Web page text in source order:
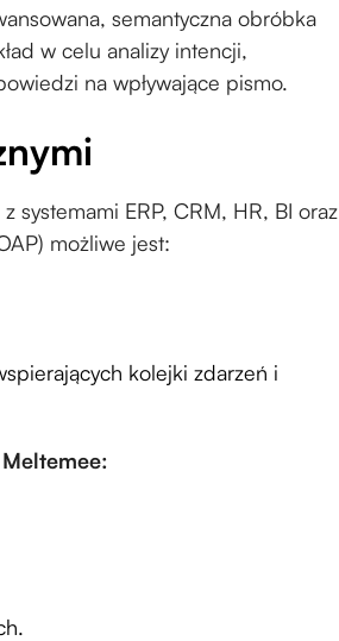
semantyczna obróbka
w celu analizy intencji,
na wpływające pismo.
systemami ERP, CRM, HR, BI oraz
możliwe jest:
kolejki zdarzeń i